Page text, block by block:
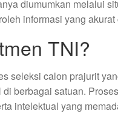
diumumkan melalui
informasi yang akurat
TNI?
seleksi calon prajurit
berbagai satuan.
intelektual yang